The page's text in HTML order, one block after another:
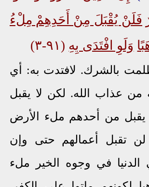
فَلَنْ يُقْبَلَ مِنْ أَحَدِهِمْ مِلْءُ
وَلَوِ افْتَدَى بِهِ (٩١-٣)
بالشرك. لافتدت به: أي
من عذاب الله. لكن لا يقبل
يقبل من أحدهم ملء الأرض
لن تقبل أعمالهم حتى وإن
الدنيا في وجوه الخير ملء